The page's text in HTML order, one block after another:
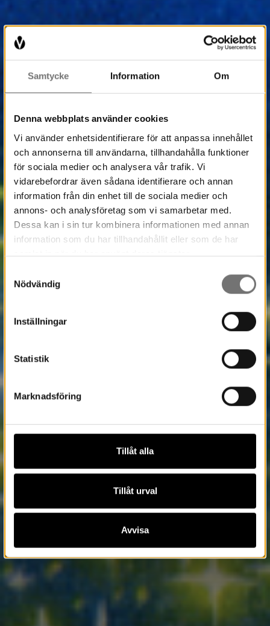
Samtycke Information Om
Denna webbplats använder cookies
Vi använder enhetsidentifierare för att anpassa innehållet
och annonserna till användarna, tillhandahålla funktioner
för sociala medier och analysera vår trafik. Vi
vidarebefordrar även sådana identifierare och annan
information från din enhet till de sociala medier och
annons- och analysföretag som vi samarbetar med.
Dessa kan i sin tur kombinera informationen med annan
information som du har tillhandahållit eller som de har
samlat in när du har använt deras tjänster.
Nödvändig
Inställningar
Statistik
Marknadsföring
Tillåt alla
Tillåt urval
Avvisa